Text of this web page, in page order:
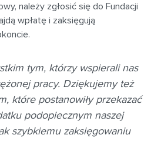
należy zgłosić się do Fundacji
wpłatę i zaksięgują
tym, którzy wspierali nas
pracy. Dziękujemy też
które postanowiły przekazać
podopiecznym naszej
szybkiemu zaksięgowaniu